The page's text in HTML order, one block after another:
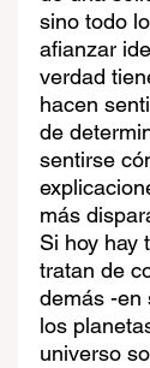
sino todo
afianzar
verdad
hacen
de
sentirse
más
Si hoy hay
tratan de
demás -en
los
universo